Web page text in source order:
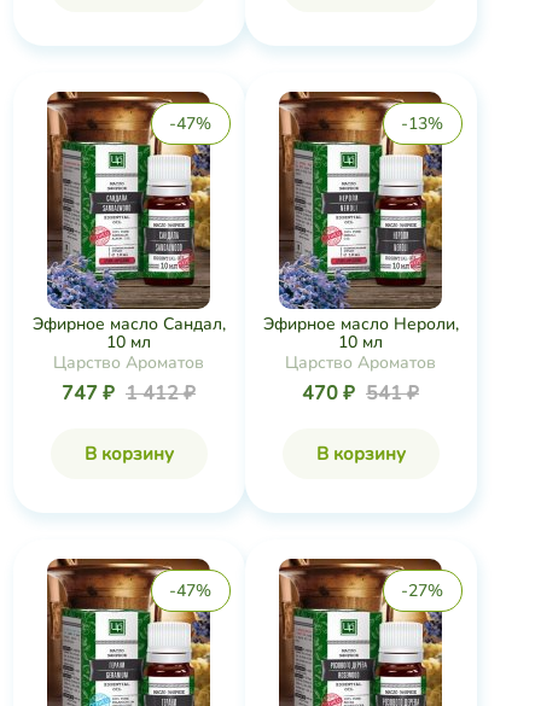
-47%
Эфирное масло Сандал,
10 мл
Царство Ароматов
747 ₽ 1 412 ₽
В корзину
-13%
Эфирное масло Нероли,
10 мл
Царство Ароматов
470 ₽ 541 ₽
В корзину
-47% -27%